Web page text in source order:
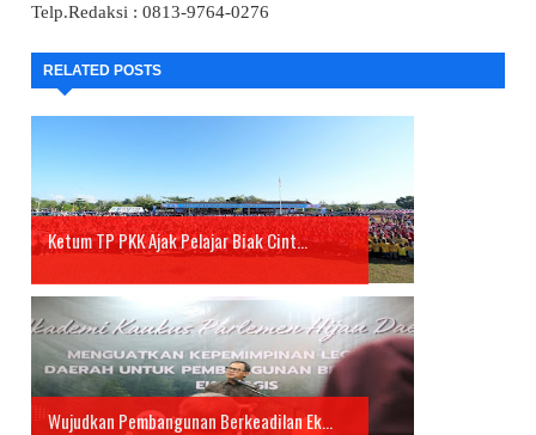
Telp.Redaksi : 0813-9764-0276
RELATED POSTS
Ketum TP PKK Ajak Pelajar Biak Cint...
Wujudkan Pembangunan Berkeadilan Ek...